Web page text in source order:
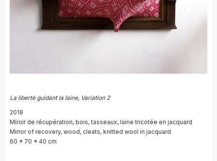
La liberté guidant la laine, Variation 2
2018
Miroir de récupération, bois, tasseaux, laine tricotée en jacquard
Mirror of recovery, wood, cleats, knitted wool in jacquard
60 * 70 * 40 cm